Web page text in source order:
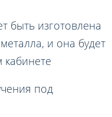
быть изготовлена
и она будет
под